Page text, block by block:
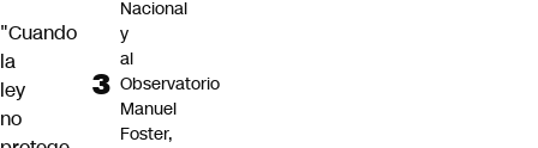
"Cuando
la
ley
no
Nacional
y
al
Observatorio
Manuel
Foster,